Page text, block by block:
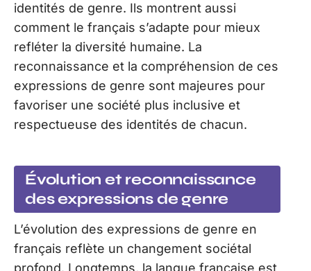
identités de genre. Ils montrent aussi
comment le français s’adapte pour mieux
refléter la diversité humaine. La
reconnaissance et la compréhension de ces
expressions de genre sont majeures pour
favoriser une société plus inclusive et
respectueuse des identités de chacun.
Évolution et reconnaissance
des expressions de genre
L’évolution des expressions de genre en
français reflète un changement sociétal
profond. Longtemps, la langue française est